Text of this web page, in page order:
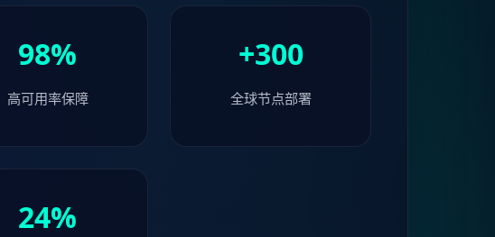
98%
高可用率保障
+300
全球节点部署
24%